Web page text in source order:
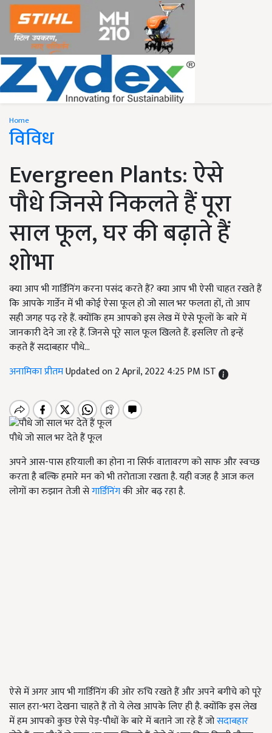
Home
विविध
Evergreen Plants: ऐसे
पौधे जिनसे निकलते हैं पूरा
साल फूल, घर की बढ़ाते हैं
शोभा
क्या आप भी गार्डिनिंग करना पसंद करते हैं? क्या आप भी ऐसी चाहत रखते हैं
कि आपके गार्डेन में भी कोई ऐसा फूल हो जो साल भर फलता हों, तो आप
सही जगह पढ़ रहे हैं. क्योंकि हम आपको इस लेख में ऐसे फूलों के बारे में
जानकारी देने जा रहे हैं. जिनसे पूरे साल फूल खिलते हैं. इसलिए तो इन्हें
कहते हैं सदाबहार पौधे...
अनामिका प्रीतमUpdated on 2 April, 2022 4:25 PM IST
पौधे जो साल भर देते हैं फूल
अपने आस-पास हरियाली का होना ना सिर्फ वातावरण को साफ और स्वच्छ
करता है बल्कि हमारे मन को भी तरोताजा रखता है. यही वजह है आज कल
लोगों का रुझान तेजी सेगार्डिनिंगकी ओर बढ़ रहा है.
ऐसे में अगर आप भी गार्डिनिंग की ओर रुचि रखते हैं और अपने बगीचे को पूरे
साल हरा-भरा देखना चाहते हैं तो ये लेख आपके लिए ही है. क्योंकि इस लेख
में हम आपको कुछ ऐसे पेड़-पौधों के बारे में बताने जा रहे हैं जोसदाबहार